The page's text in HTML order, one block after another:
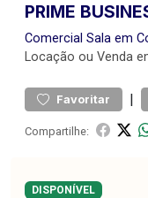
PRIME
Comercial Sala em
Locação ou Venda
Favoritar |
Compartilhe:
DISPONÍVEL